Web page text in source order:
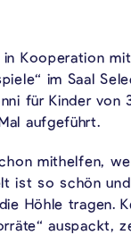
Kooperation
im Saal
für Kinder
aufgeführt.
mithelfen,
ist so schön
Höhle
auspackt,